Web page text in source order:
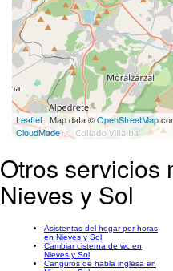
Leaflet | Map data ©OpenStreetMap
CloudMade
Otros servicios
Nieves y Sol
Asistentas del hogar por horas
en Nieves y Sol
Cambiar cisterna de wc en
Nieves y Sol
Canguros de habla inglesa en